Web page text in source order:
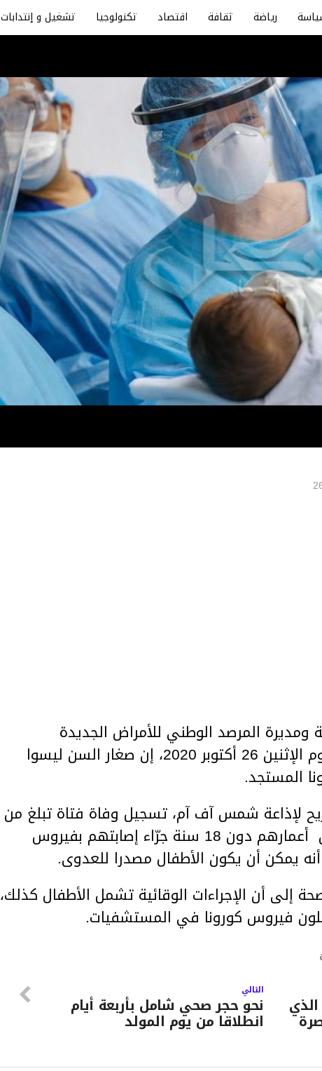
رياضة ثقافة اقتصاد تكنولوجيا تشغيل و إنتدابات
ومديرة المرصد الوطني للأمراض الجديدة
والمستجدة نصاف بن علية، اليوم الإثنين 26 أكتوبر 2020، إن صغار السن ليسوا
المستجد.
لإذاعة شمس آف آم، تسجيل وفاة فتاة تبلغ من
العمر 19 سنة، و4 أطفال آخرين أعمارهم دون 18 سنة جرّاء إصابتهم بفيروس
يمكن أن يكون الأطفال مصدرا للعدوى.
إلى أن الإجراءات الوقائية تشمل الأطفال كذلك،
فيروس كورونا في المستشفيات.
التالي
نحو حجر صحي شامل بأربعة أيام
انطلاقا من يوم المولد